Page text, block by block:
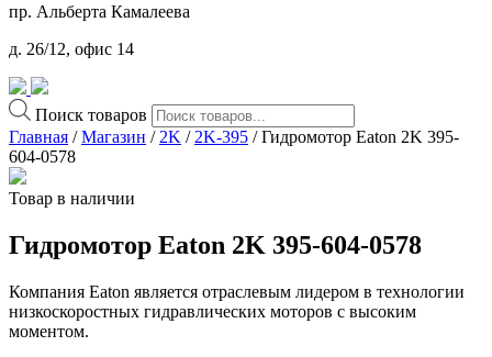
пр. Альберта Камалеева
д. 26/12, офис 14
Поиск товаров
Главная /Магазин / 2K / 2K-395 / Гидромотор Eaton 2K 395-
604-0578
Товар в наличии
Гидромотор Eaton 2K 395-604-0578
Компания Eaton является отраслевым лидером в технологии
низкоскоростных гидравлических моторов с высоким
моментом.